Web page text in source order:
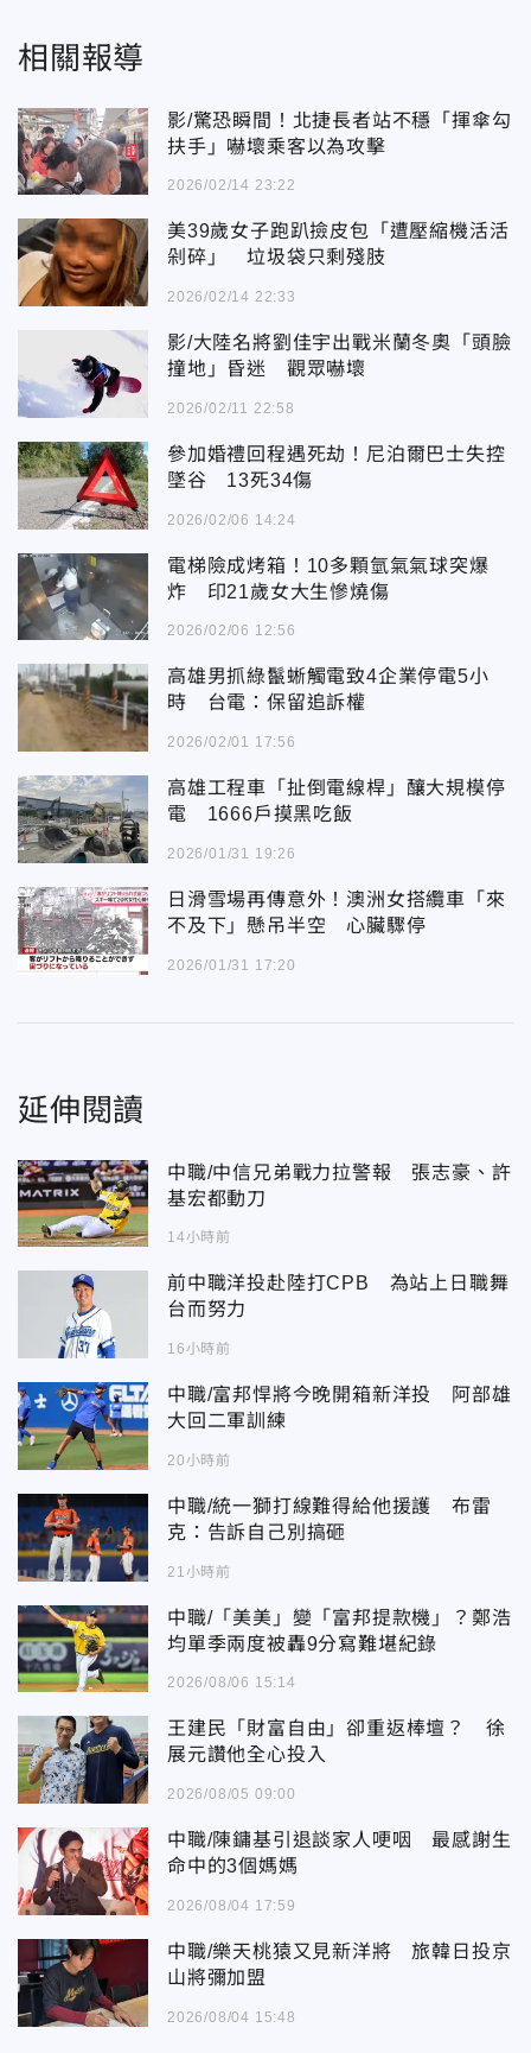
相關報導
影/驚恐瞬間！北捷長者站不穩「揮傘勾
扶手」嚇壞乘客以為攻擊
2026/02/14 23:22
美39歲女子跑趴撿皮包「遭壓縮機活活
剁碎」 垃圾袋只剩殘肢
2026/02/14 22:33
影/大陸名將劉佳宇出戰米蘭冬奧「頭臉
撞地」昏迷 觀眾嚇壞
2026/02/11 22:58
參加婚禮回程遇死劫！尼泊爾巴士失控
墜谷 13死34傷
2026/02/06 14:24
電梯險成烤箱！10多顆氫氣氣球突爆
炸 印21歲女大生慘燒傷
2026/02/06 12:56
高雄男抓綠鬣蜥觸電致4企業停電5小
時 台電：保留追訴權
2026/02/01 17:56
高雄工程車「扯倒電線桿」釀大規模停
電 1666戶摸黑吃飯
2026/01/31 19:26
日滑雪場再傳意外！澳洲女搭纜車「來
不及下」懸吊半空 心臟驟停
2026/01/31 17:20
延伸閱讀
中職/中信兄弟戰力拉警報 張志豪、許
基宏都動刀
14小時前
前中職洋投赴陸打CPB 為站上日職舞
台而努力
16小時前
中職/富邦悍將今晚開箱新洋投 阿部雄
大回二軍訓練
20小時前
中職/統一獅打線難得給他援護 布雷
克：告訴自己別搞砸
21小時前
中職/「美美」變「富邦提款機」？鄭浩
均單季兩度被轟9分寫難堪紀錄
2026/08/06 15:14
王建民「財富自由」卻重返棒壇？ 徐
展元讚他全心投入
2026/08/05 09:00
中職/陳鏞基引退談家人哽咽 最感謝生
命中的3個媽媽
2026/08/04 17:59
中職/樂天桃猿又見新洋將 旅韓日投京
山將彌加盟
2026/08/04 15:48